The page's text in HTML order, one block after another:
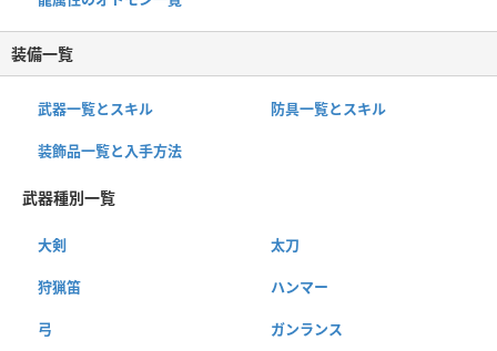
装備一覧
武器一覧とスキル 防具一覧とスキル
装飾品一覧と入手方法
武器種別一覧
大剣 太刀
狩猟笛 ハンマー
弓 ガンランス